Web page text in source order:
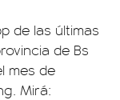
de las últimas
de Bs
mes de
Mirá: